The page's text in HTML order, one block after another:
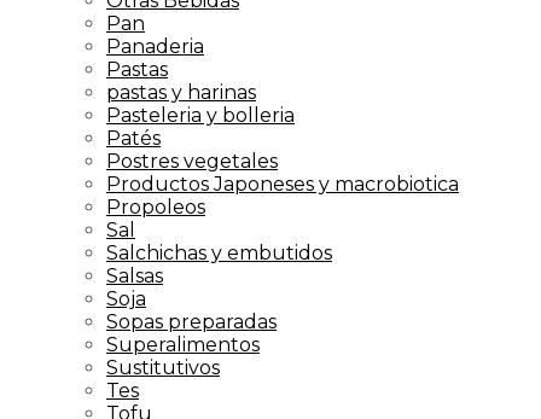
Pan
Panaderia
Pastas
pastas y harinas
Pasteleria y bolleria
Patés
Postres vegetales
Productos Japoneses y macrobiotica
Propoleos
Sal
Salchichas y embutidos
Salsas
Soja
Sopas preparadas
Superalimentos
Sustitutivos
Tes
Tofu